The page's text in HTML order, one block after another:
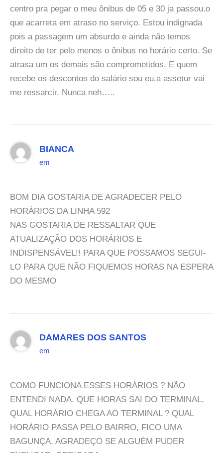
centro pra pegar o meu ônibus de 05 e 30 ja passou.o
que acarreta em atraso no serviço. Estou indignada
pois a passagem um absurdo e ainda não temos
direito de ter pelo menos o ônibus no horário certo. Se
atrasa um os demais são comprometidos. E quem
recebe os descontos do salário sou eu.a assetur vai
me ressarcir. Nunca neh…..
BIANCA
em
BOM DIA GOSTARIA DE AGRADECER PELO
HORÁRIOS DA LINHA 592
NAS GOSTARIA DE RESSALTAR QUE
ATUALIZAÇÃO DOS HORÁRIOS E
INDISPENSÁVEL!! PARA QUE POSSAMOS SEGUI-
LO PARA QUE NÃO FIQUEMOS HORAS NA ESPERA
DO MESMO
DAMARES DOS SANTOS
em
COMO FUNCIONA ESSES HORÁRIOS ? NÃO
ENTENDI NADA. QUE HORAS SAI DO TERMINAL,
QUAL HORÁRIO CHEGA AO TERMINAL ? QUAL
HORÁRIO PASSA PELO BAIRRO, FICO UMA
BAGUNÇA, AGRADEÇO SE ALGUÉM PUDER